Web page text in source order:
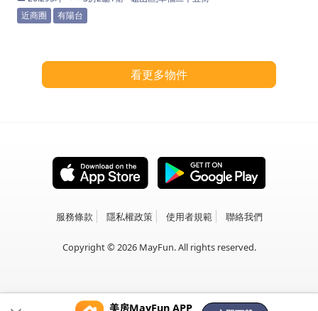
近商圈
有陽台
看更多物件
美房MayFun APP
服務條款 隱私權政策 使用者規範 聯絡我們
Copyright © 2026 MayFun. All rights reserved.